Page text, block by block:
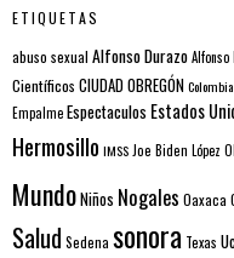
ETIQUETAS
abuso sexual Alfonso DurazoAlfonso
Científicos CIUDAD OBREGÓNColombia
EmpalmeEspectaculos Estados
Hermosillo IMSS Joe Biden López
MundoNiños Nogales Oaxaca
Salud Sedena sonora Texas